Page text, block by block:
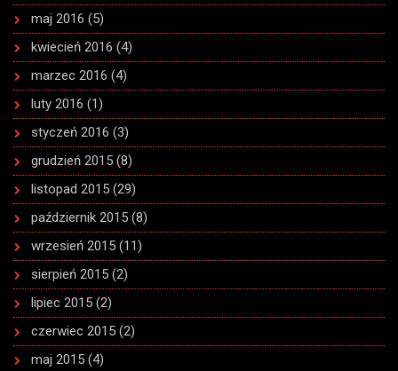
maj 2016 (5)
kwiecień 2016 (4)
marzec 2016 (4)
luty 2016 (1)
styczeń 2016 (3)
grudzień 2015 (8)
listopad 2015 (29)
październik 2015 (8)
wrzesień 2015 (11)
sierpień 2015 (2)
lipiec 2015 (2)
czerwiec 2015 (2)
maj 2015 (4)